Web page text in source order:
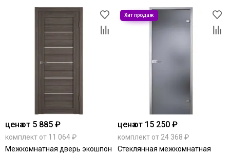
ценаот 5 885 ₽
комплект от 11 064 ₽
Межкомнатная дверь экошпон
ценаот 15 250 ₽
комплект от 24 368 ₽
Стеклянная межкомнатная